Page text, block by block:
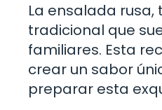
La ensalada
tradicional que
familiares. Esta
crear un sabor
preparar esta